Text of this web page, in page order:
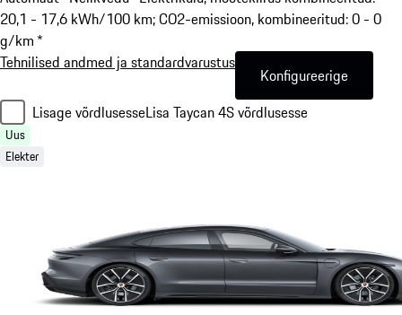
20,1 - 17,6 kWh/100 km; CO2-emissioon, kombineeritud: 0 - 0
g/km *
Tehnilised andmed ja standardvarustus
Konfigureerige
Lisage võrdlusesseLisa Taycan 4S võrdlusesse
Uus
Elekter